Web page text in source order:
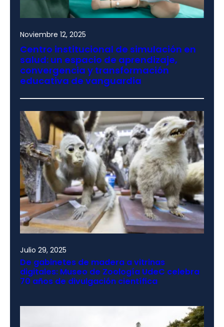
Noviembre 12, 2025
Centro institucional de simulación en
salud: un espacio de aprendizaje,
convergencia y transformación
educativa de vanguardia
Julio 29, 2025
De gabinetes de madera a vitrinas
digitales: Museo de Zoología UdeC celebra
70 años de divulgación científica